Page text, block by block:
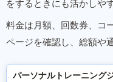
をするときにも活かしや
料金は月額、回数券、コ
ページを確認し、総額や
パーソナルトレーニング